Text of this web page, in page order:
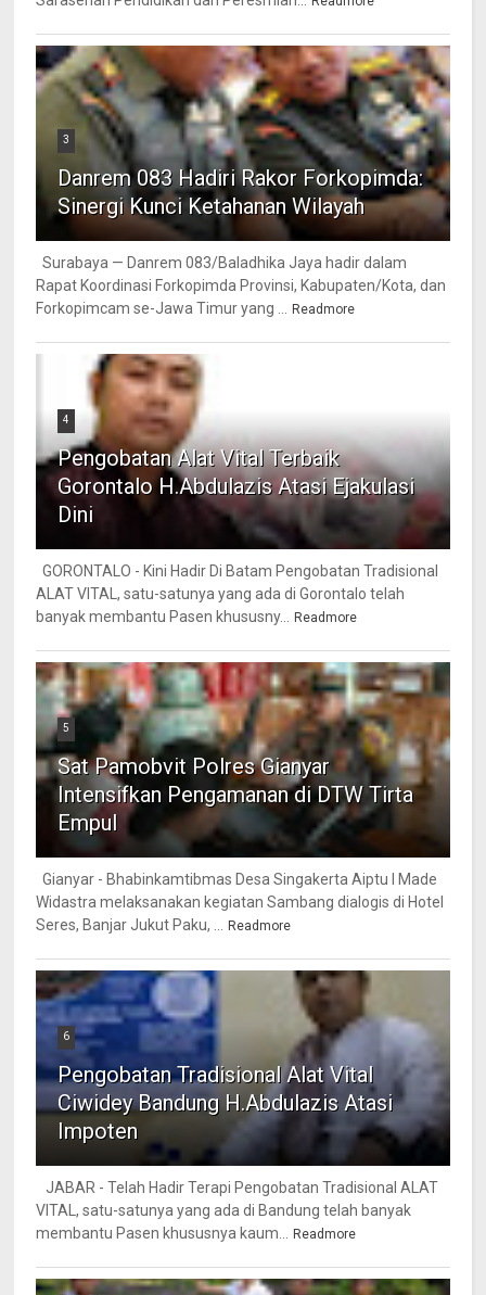
3
Danrem 083 Hadiri Rakor Forkopimda:
Sinergi Kunci Ketahanan Wilayah
Surabaya — Danrem 083/Baladhika Jaya hadir dalam
Rapat Koordinasi Forkopimda Provinsi, Kabupaten/Kota, dan
Forkopimcam se-Jawa Timur yang ...
Readmore
4
Pengobatan Alat Vital Terbaik
Gorontalo H.Abdulazis Atasi Ejakulasi
Dini
GORONTALO - Kini Hadir Di Batam Pengobatan Tradisional
ALAT VITAL, satu-satunya yang ada di Gorontalo telah
banyak membantu Pasen khususny...
Readmore
5
Sat Pamobvit Polres Gianyar
Intensifkan Pengamanan di DTW Tirta
Empul
Gianyar - Bhabinkamtibmas Desa Singakerta Aiptu I Made
Widastra melaksanakan kegiatan Sambang dialogis di Hotel
Seres, Banjar Jukut Paku, ...
Readmore
6
Pengobatan Tradisional Alat Vital
Ciwidey Bandung H.Abdulazis Atasi
Impoten
JABAR - Telah Hadir Terapi Pengobatan Tradisional ALAT
VITAL, satu-satunya yang ada di Bandung telah banyak
membantu Pasen khususnya kaum...
Readmore